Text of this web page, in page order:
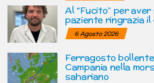
Al “Fucito” per
paziente ringrazia
6 Agosto 2026
Ferragosto
Campania nella
sahariano